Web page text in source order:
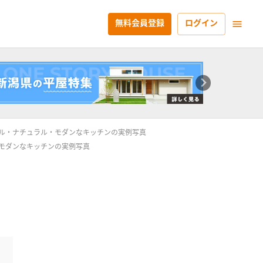
無料会員登録 ログイン
・ナチュラル・モダンなキッチンの実例写真
ダンなキッチンの実例写真